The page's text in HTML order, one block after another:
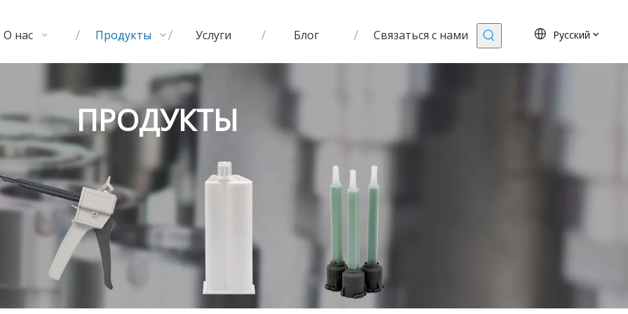
О нас Продукты Услуги Блог Связаться с нами Pусский
ПРОДУКТЫ